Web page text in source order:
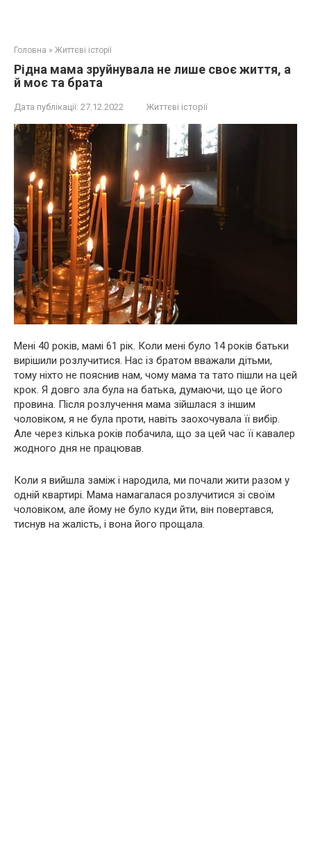
Головна » Життєві історії
Рідна мама зруйнувала не лише своє життя, а
й моє та брата
Дата публікації: 27.12.2022 Життєві історії
Мені 40 років, мамі 61 рік. Коли мені було 14 років батьки
вирішили розлучитися. Нас із братом вважали дітьми,
тому ніхто не пояснив нам, чому мама та тато пішли на цей
крок. Я довго зла була на батька, думаючи, що це його
провина. Після розлучення мама зійшлася з іншим
чоловіком, я не була проти, навіть заохочувала її вибір.
Але через кілька років побачила, що за цей час її кавалер
жодного дня не працював.
Коли я вийшла заміж і народила, ми почали жити разом у
одній квартирі. Мама намагалася розлучитися зі своїм
чоловіком, але йому не було куди йти, він повертався,
тиснув на жалість, і вона його прощала.